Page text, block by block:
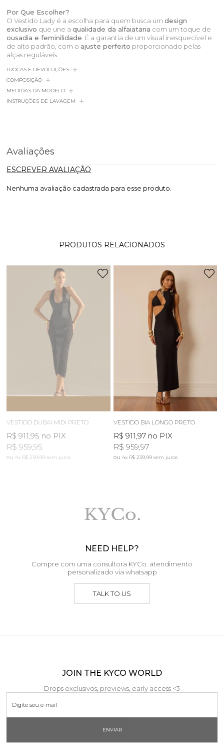
Por Que Escolher?
O Vestido Lady é a escolha para quem busca umdesign
exclusivo que une aqualidade da alfaiataria com um toque de
ousadia e feminilidade. É a garantia de um visual inesquecível e
de alto padrão, com o ajuste perfeito proporcionado pelas
alças reguláveis.
TROCAS E DEVOLUÇÕES
MEDIDAS DA MODELO
COMPOSIÇÃO
INSTRUÇÕES DE LAVAGEM
Avaliações
ESCREVER AVALIAÇÃO
Nenhuma avaliação cadastrada para esse produto.
PRODUTOS RELACIONADOS
VESTIDO DUBAI MIDI PRETO
R$ 911,95 no PIX
R$ 959,95
4x R$ 239,99sem juros
VESTIDO BIA LONGO PRETO
R$ 911,97no PIX
R$ 959,97
4x R$ 239,99 sem juros
NEED HELP?
Compre com uma consultora KYCo. atendimento
personalizado via whatsapp
TALK TO US
JOIN THE KYCO WORLD
Drops exclusivos, previews, early access <3
ENVIAR